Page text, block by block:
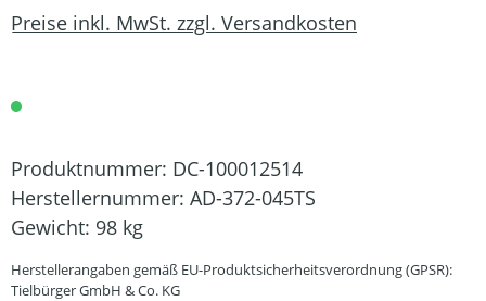
Preise inkl. MwSt. zzgl. Versandkosten
Produktnummer: DC-100012514
Herstellernummer: AD-372-045TS
Gewicht: 98 kg
Herstellerangaben gemäß EU-Produktsicherheitsverordnung (GPSR):
Tielbürger GmbH & Co. KG